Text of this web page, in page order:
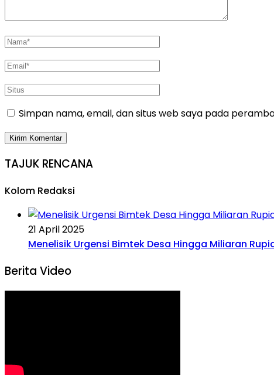
Simpan nama, email, dan situs web saya pada
TAJUK RENCANA
Kolom Redaksi
21 April 2025
Menelisik Urgensi Bimtek Desa Hingga Miliaran
Berita Video